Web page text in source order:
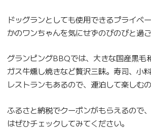
ドッグランとしても使用できるプライベ
かのワンちゃんを気にせずのびのびと過ご
グランピングBBQでは、大きな国産黒毛
ガス牛燻し焼きなど贅沢三昧。寿司、小
レストランもあるので、連泊して楽しむ
ふるさと納税でクーポンがもらえるので
はぜひチェックしてみてください。